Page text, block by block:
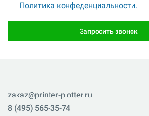
Политика конфеденциальности.
Запросить звонок
zakaz@printer-plotter.ru
8 (495) 565-35-74